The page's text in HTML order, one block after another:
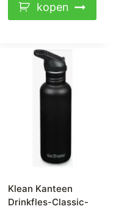
kopen
Klean Kanteen
Drinkfles-Classic-